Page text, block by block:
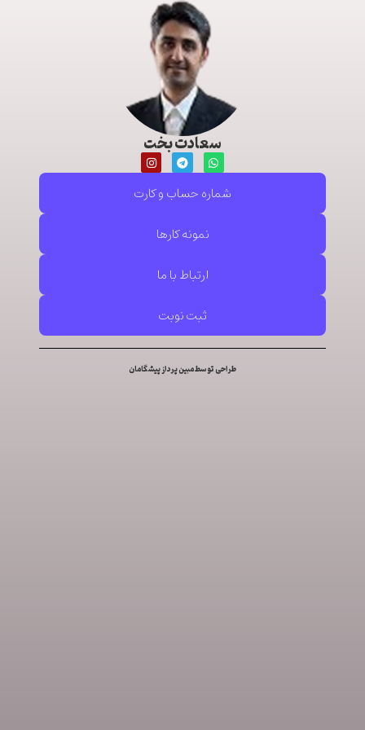
سعادت بخت
شماره حساب و کارت
نمونه کارها
ارتباط با ما
ثبت نوبت
طراحی توسط مبین پرداز پیشگامان